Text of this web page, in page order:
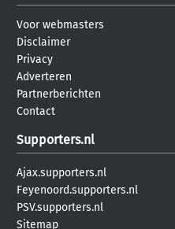
Voor webmasters
Disclaimer
Privacy
Adverteren
Partnerberichten
Contact
Supporters.nl
Ajax.supporters.nl
Feyenoord.supporters.nl
PSV.supporters.nl
Sitemap